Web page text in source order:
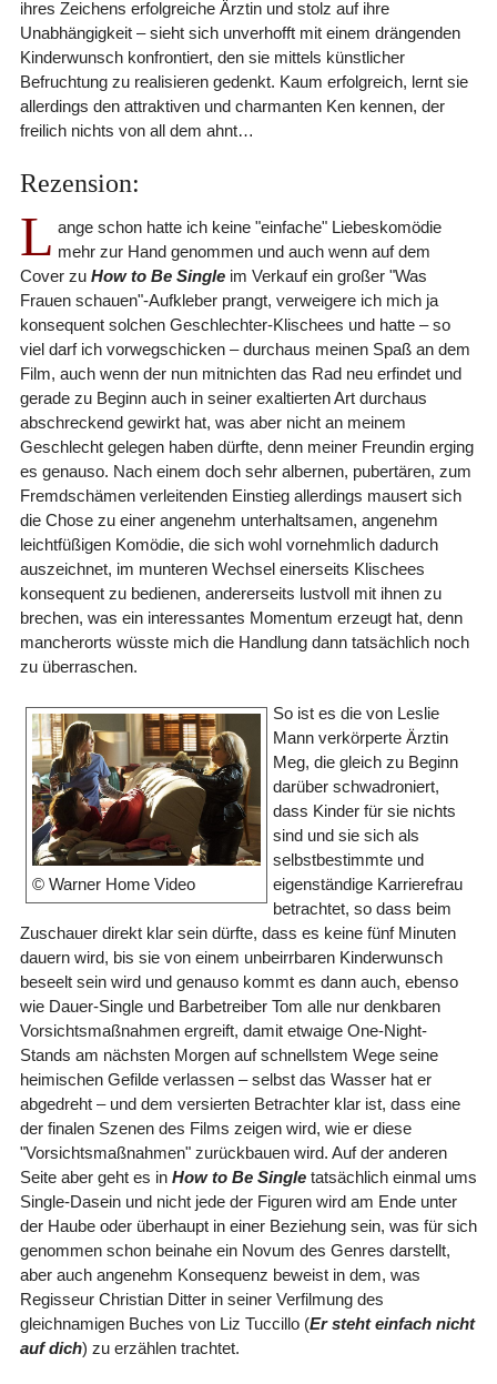
ihres Zeichens erfolgreiche Ärztin und stolz auf ihre
Unabhängigkeit – sieht sich unverhofft mit einem drängenden
Kinderwunsch konfrontiert, den sie mittels künstlicher
Befruchtung zu realisieren gedenkt. Kaum erfolgreich, lernt sie
allerdings den attraktiven und charmanten Ken kennen, der
freilich nichts von all dem ahnt…
Rezension:
L ange schon hatte ich keine "einfache" Liebeskomödie
mehr zur Hand genommen und auch wenn auf dem
Cover zu How to Be Singleim Verkauf ein großer "Was
Frauen schauen"-Aufkleber prangt, verweigere ich mich ja
konsequent solchen Geschlechter-Klischees und hatte – so
viel darf ich vorwegschicken – durchaus meinen Spaß an dem
Film, auch wenn der nun mitnichten das Rad neu erfindet und
gerade zu Beginn auch in seiner exaltierten Art durchaus
abschreckend gewirkt hat, was aber nicht an meinem
Geschlecht gelegen haben dürfte, denn meiner Freundin erging
es genauso. Nach einem doch sehr albernen, pubertären, zum
Fremdschämen verleitenden Einstieg allerdings mausert sich
die Chose zu einer angenehm unterhaltsamen, angenehm
leichtfüßigen Komödie, die sich wohl vornehmlich dadurch
auszeichnet, im munteren Wechsel einerseits Klischees
konsequent zu bedienen, andererseits lustvoll mit ihnen zu
brechen, was ein interessantes Momentum erzeugt hat, denn
mancherorts wüsste mich die Handlung dann tatsächlich noch
zu überraschen.
© Warner Home Video
So ist es die von Leslie
Mann verkörperte Ärztin
Meg, die gleich zu Beginn
darüber schwadroniert,
dass Kinder für sie nichts
sind und sie sich als
selbstbestimmte und
eigenständige Karrierefrau
betrachtet, so dass beim
Zuschauer direkt klar sein dürfte, dass es keine fünf Minuten
dauern wird, bis sie von einem unbeirrbaren Kinderwunsch
beseelt sein wird und genauso kommt es dann auch, ebenso
wie Dauer-Single und Barbetreiber Tom alle nur denkbaren
Vorsichtsmaßnahmen ergreift, damit etwaige One-Night-
Stands am nächsten Morgen auf schnellstem Wege seine
heimischen Gefilde verlassen – selbst das Wasser hat er
abgedreht – und dem versierten Betrachter klar ist, dass eine
der finalen Szenen des Films zeigen wird, wie er diese
"Vorsichtsmaßnahmen" zurückbauen wird. Auf der anderen
Seite aber geht es in How to Be Singletatsächlich einmal ums
Single-Dasein und nicht jede der Figuren wird am Ende unter
der Haube oder überhaupt in einer Beziehung sein, was für sich
genommen schon beinahe ein Novum des Genres darstellt,
aber auch angenehm Konsequenz beweist in dem, was
Regisseur Christian Ditter in seiner Verfilmung des
gleichnamigen Buches von Liz Tuccillo (Er steht einfach nicht
auf dich) zu erzählen trachtet.